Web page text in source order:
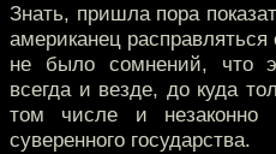
Знать, пришла пора
американец
не было сомнений, что
всегда и везде, до куда
том числе и незаконно
суверенного государства.